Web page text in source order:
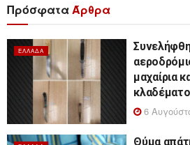
ΠρόσφαταΆρθρα
ΕΛΛΆΔΑ
μαχαίρια
6
Θύμα